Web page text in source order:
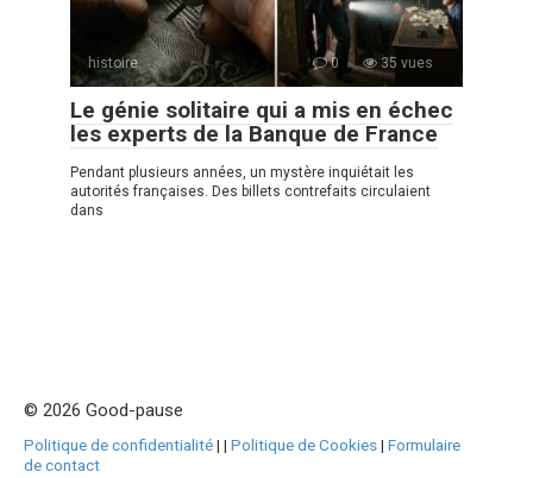
histoire 0 35 vues
Le génie solitaire qui a mis en échec
les experts de la Banque de France
Pendant plusieurs années, un mystère inquiétait les
autorités françaises. Des billets contrefaits circulaient
dans
© 2026 Good-pause
Politique de confidentialité| | Politique de Cookies| Formulaire
de contact